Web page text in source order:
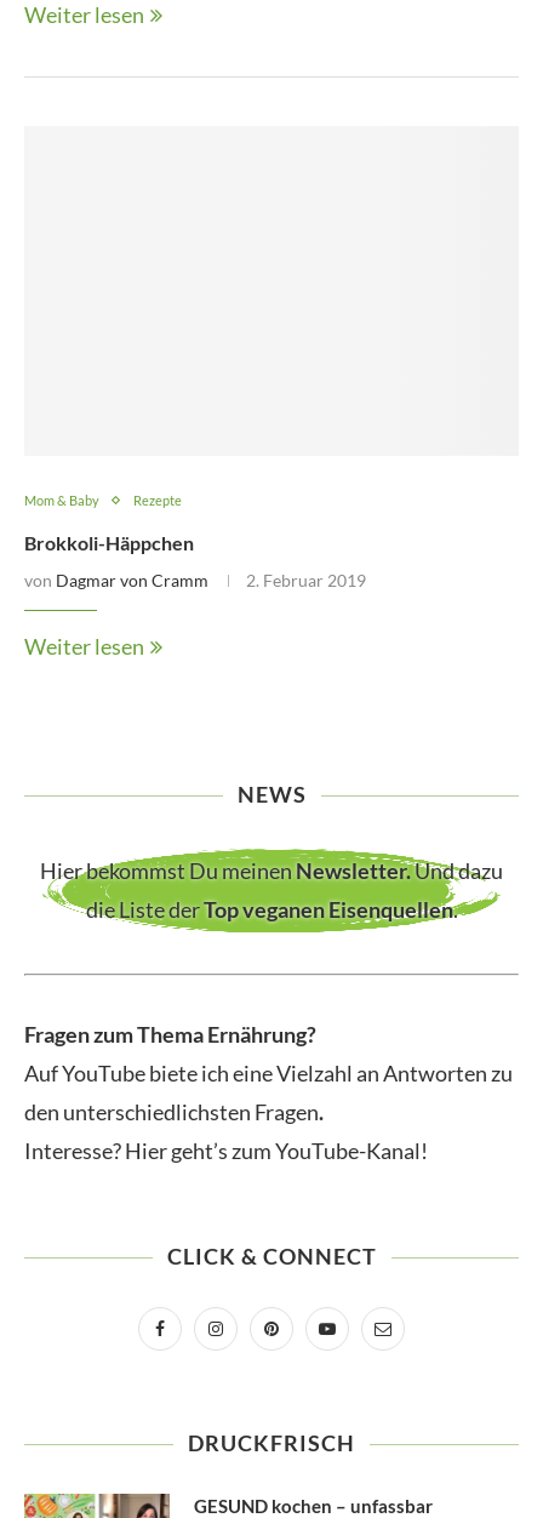
Weiter lesen
Mom & Baby Rezepte
Brokkoli-Häppchen
von Dagmar von Cramm 2. Februar 2019
Weiter lesen
NEWS
Hier bekommst Du meinenNewsletter.Und dazu
die Liste derTop veganen Eisenquellen.
Fragen zum Thema Ernährung?
Auf YouTube biete ich eine Vielzahl an Antworten zu
den unterschiedlichsten Fragen.
Interesse? Hier geht’s zum YouTube-Kanal!
CLICK & CONNECT
DRUCKFRISCH
GESUND kochen – unfassbar